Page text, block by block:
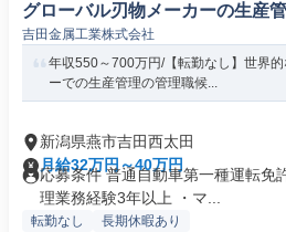
グローバル刃物メーカーの生産
吉田金属工業株式会社
年収550～700万円/【転勤なし】世界
ーでの生産管理の管理職候...
新潟県燕市吉田西太田
月給32万円～40万円
応募条件 普通自動車第一種運転免
理業務経験3年以上 ・マ...
転勤なし 長期休暇あり